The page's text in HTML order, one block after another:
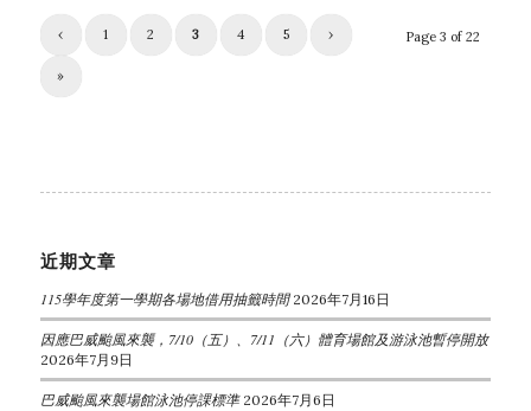
Page 3 of 22
‹ 1 2 3 4 5 ›
»
近期文章
115學年度第一學期各場地借用抽籤時間 2026年7月16日
因應巴威颱風來襲，7/10（五）、7/11（六）體育場館及游泳池暫停開放
2026年7月9日
巴威颱風來襲場館泳池停課標準 2026年7月6日